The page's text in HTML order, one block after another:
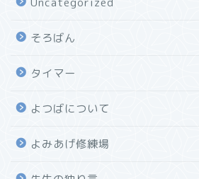
そろばん
タイマー
よつばについて
よみあげ修練場